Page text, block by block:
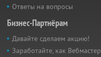
Ответы на вопросы
Бизнес-Партнёрам
Давайте сделаем акцию!
Заработайте, как Вебмастер